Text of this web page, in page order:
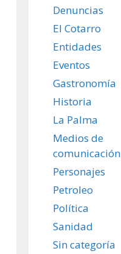
Denuncias
El Cotarro
Entidades
Eventos
Gastronomía
Historia
La Palma
Medios de
comunicación
Personajes
Petroleo
Política
Sanidad
Sin categoría